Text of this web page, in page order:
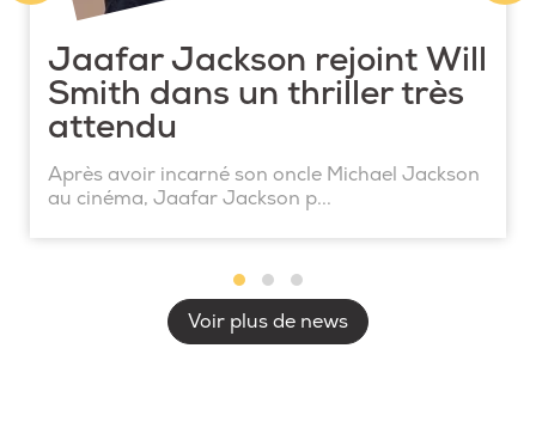
Jaafar Jackson rejoint Will
Smith dans un thriller très
attendu
Après avoir incarné son oncle Michael Jackson
au cinéma, Jaafar Jackson p...
Voir plus de news